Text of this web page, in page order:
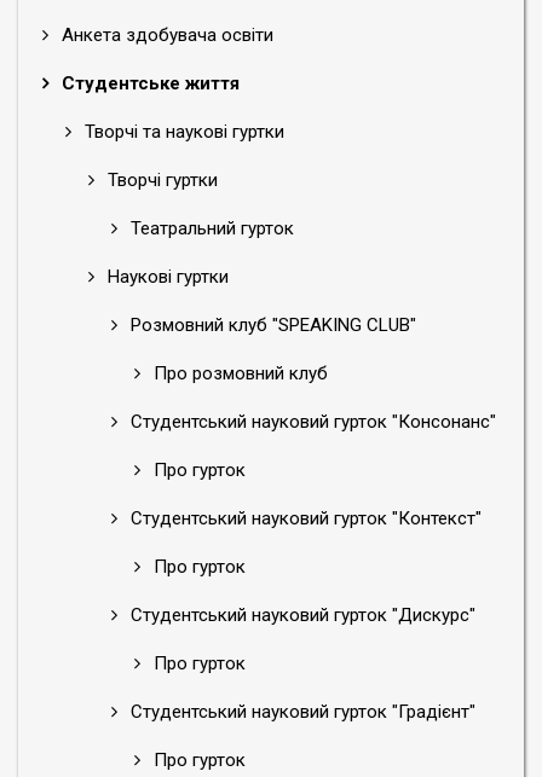
Анкета здобувача освіти
Студентське життя
Творчі та наукові гуртки
Творчі гуртки
Театральний гурток
Наукові гуртки
Розмовний клуб "SPEAKING CLUB"
Про розмовний клуб
Студентський науковий гурток "Консонанс"
Про гурток
Студентський науковий гурток "Контекст"
Про гурток
Студентський науковий гурток "Дискурс"
Про гурток
Студентський науковий гурток "Градієнт"
Про гурток